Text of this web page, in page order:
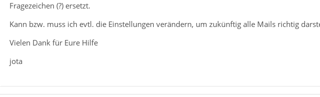
Fragezeichen (?) ersetzt.
Kann bzw. muss ich evtl. die Einstellungen verändern, um zukünftig alle Mails richtig
Vielen Dank für Eure Hilfe
jota